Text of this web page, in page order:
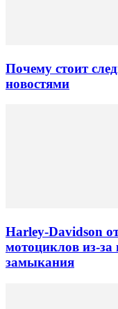
Почему стоит
новостями
Harley-Davidson
мотоциклов из-за
замыкания